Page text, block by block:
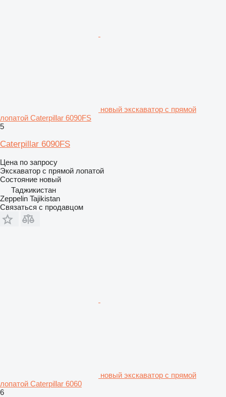
новый экскаватор с прямой
лопатой Caterpillar 6090FS
5
Caterpillar 6090FS
Цена по запросу
Экскаватор с прямой лопатой
Состояние новый
Таджикистан
Zeppelin Tajikistan
Связаться с продавцом
новый экскаватор с прямой
лопатой Caterpillar 6060
6